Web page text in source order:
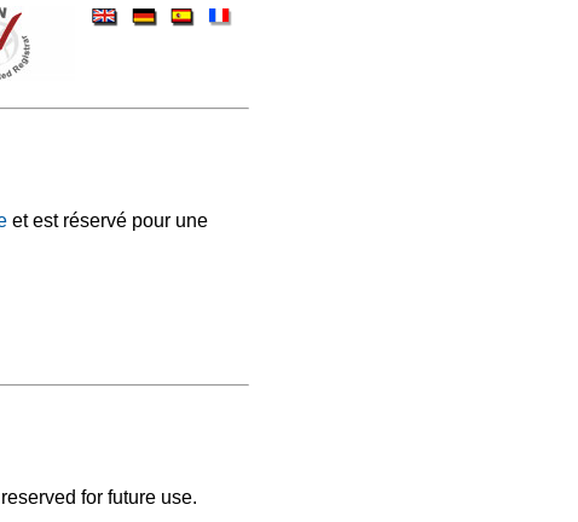
et est réservé pour une
for future use.